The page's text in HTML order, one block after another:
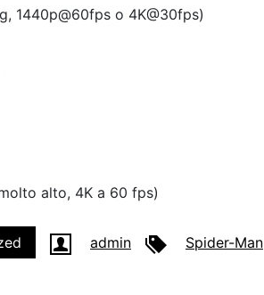
1440p@60fps o 4K@30fps)
alto, 4K a 60 fps)
admin Spider-Man